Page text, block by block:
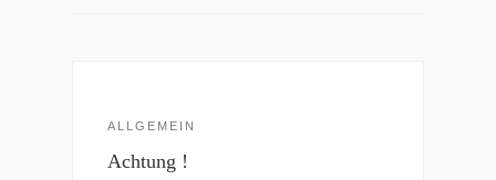
ALLGEMEIN
Achtung !